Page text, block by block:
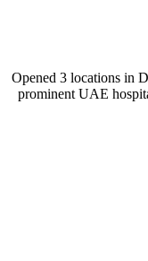
Opened 3 locations in
prominent UAE